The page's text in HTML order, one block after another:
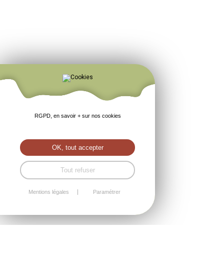
RGPD, en savoir + sur nos cookies
OK, tout accepter
Tout refuser
Mentions légales Paramétrer